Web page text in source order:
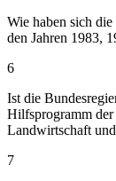
Wie haben sich
den Jahren 1983,
6
Ist die
Hilfsprogramm
Landwirtschaft
7